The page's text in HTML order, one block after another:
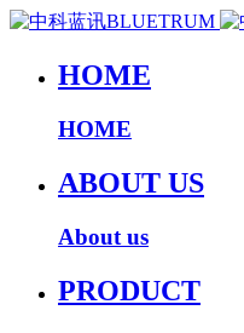
HOME
HOME
ABOUT US
About us
PRODUCT